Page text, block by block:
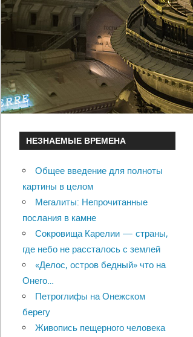
НЕЗНАЕМЫЕ ВРЕМЕНА
Общее введение для полноты
картины в целом
Мегалиты: Непрочитанные
послания в камне
Сокровища Карелии — страны,
где небо не рассталось с землей
«Делос, остров бедный» что на
Онего…
Петроглифы на Онежском
берегу
Живопись пещерного человека